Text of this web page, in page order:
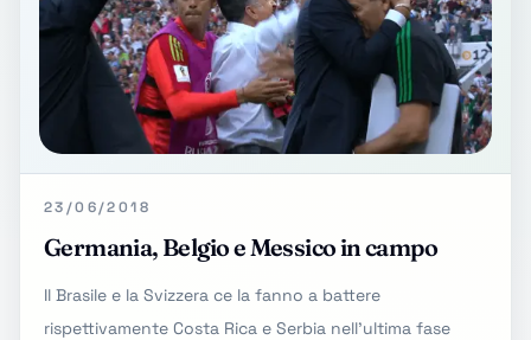
23/06/2018
Germania, Belgio e Messico in campo
Il Brasile e la Svizzera ce la fanno a battere
rispettivamente Costa Rica e Serbia nell'ultima fase